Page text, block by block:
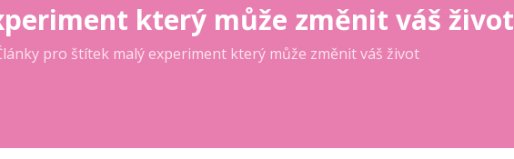
který může změnit váš život
pro štítek malý experiment který může změnit váš život